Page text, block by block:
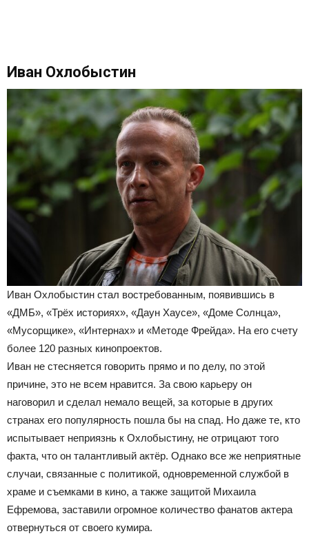
Иван Охлобыстин
Иван Охлобыстин стал востребованным, появившись в
«ДМБ», «Трёх историях», «Даун Хаусе», «Доме Солнца»,
«Мусорщике», «Интернах» и «Методе Фрейда». На его счету
более 120 разных кинопроектов.
Иван не стесняется говорить прямо и по делу, по этой
причине, это не всем нравится. За свою карьеру он
наговорил и сделал немало вещей, за которые в других
странах его популярность пошла бы на спад. Но даже те, кто
испытывает неприязнь к Охлобыстину, не отрицают того
факта, что он талантливый актёр. Однако все же неприятные
случаи, связанные с политикой, одновременной службой в
храме и съемками в кино, а также защитой Михаила
Ефремова, заставили огромное количество фанатов актера
отвернуться от своего кумира.